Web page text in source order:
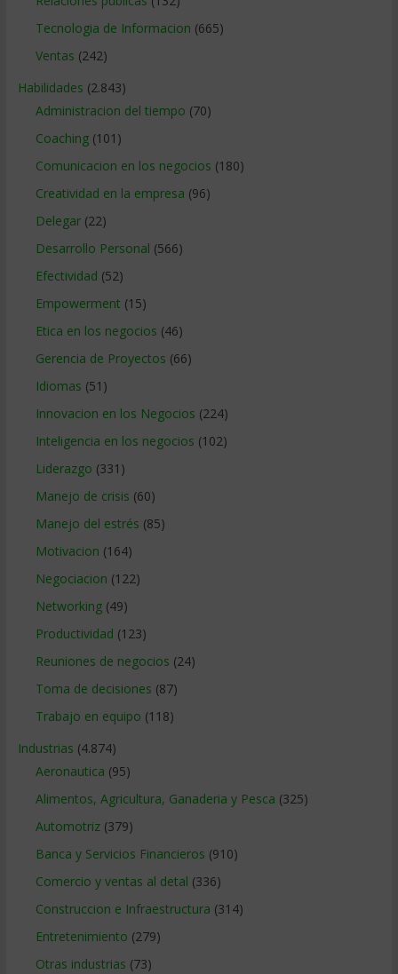
Tecnologia de Informacion (665)
Ventas (242)
Habilidades (2.843)
Administracion del tiempo (70)
Coaching(101)
Comunicacion en los negocios (180)
Creatividad en la empresa (96)
Delegar(22)
Desarrollo Personal (566)
Efectividad (52)
Empowerment (15)
Etica en los negocios (46)
Gerencia de Proyectos (66)
Idiomas (51)
Innovacion en los Negocios (224)
Inteligencia en los negocios (102)
Liderazgo (331)
Manejo de crisis (60)
Manejo del estrés (85)
Motivacion (164)
Negociacion (122)
Networking(49)
Productividad (123)
Reuniones de negocios (24)
Toma de decisiones (87)
Trabajo en equipo (118)
Industrias (4.874)
Aeronautica (95)
Alimentos, Agricultura, Ganaderia y Pesca (325)
Automotriz(379)
Banca y Servicios Financieros (910)
Comercio y ventas al detal (336)
Construccion e Infraestructura (314)
Entretenimiento (279)
Otras industrias (73)